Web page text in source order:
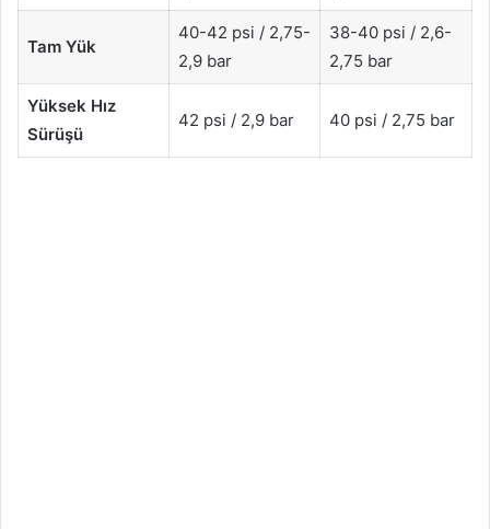
Tam Yük
40-42 psi / 2,75-
2,9 bar
38-40 psi / 2,6-
2,75 bar
Yüksek Hız
Sürüşü
42 psi / 2,9 bar 40 psi / 2,75 bar